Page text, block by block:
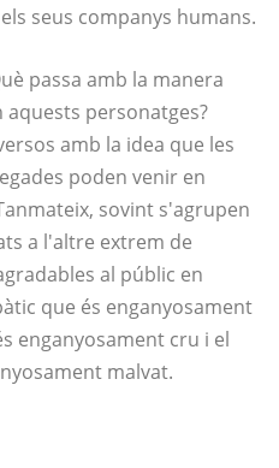
seus companys humans.
passa amb la manera
personatges?
amb la idea que les
poden venir en
sovint s'agrupen
a l'altre extrem de
al públic en
que és enganyosament
enganyosament cru i el
malvat.